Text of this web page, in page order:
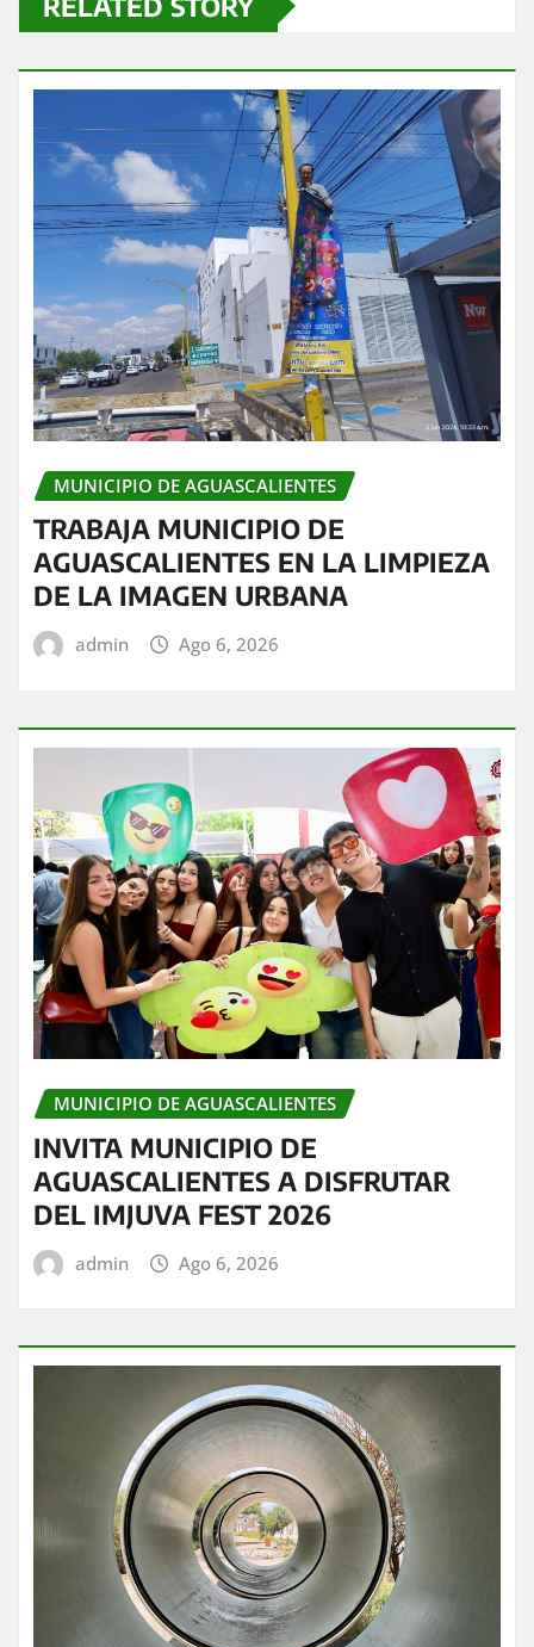
MUNICIPIO DE AGUASCALIENTES
TRABAJA MUNICIPIO DE
AGUASCALIENTES EN LA LIMPIEZA
DE LA IMAGEN URBANA
admin Ago 6, 2026
MUNICIPIO DE AGUASCALIENTES
INVITA MUNICIPIO DE
AGUASCALIENTES A DISFRUTAR
DEL IMJUVA FEST 2026
admin Ago 6, 2026